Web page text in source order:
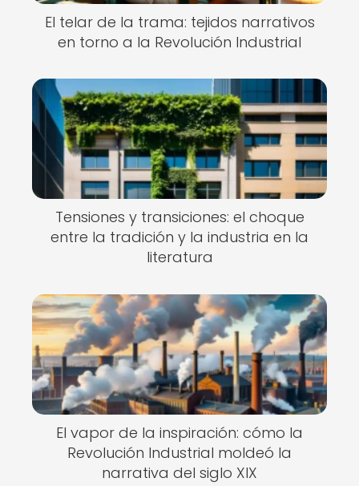
El telar de la trama: tejidos narrativos
en torno a la Revolución Industrial
Tensiones y transiciones: el choque
entre la tradición y la industria en la
literatura
El vapor de la inspiración: cómo la
Revolución Industrial moldeó la
narrativa del siglo XIX